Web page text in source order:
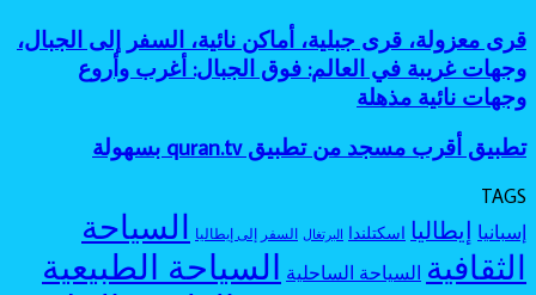
ملونة
بألوان
لا
تصدق
إلى
الأمازون،
مغامرات
في
الغابات،
غريبة
في
العالم
العالم،
سياحة
الكهوف،
استكشاف
أماكن
للسفر:
لرحلة
استكشاف
مذهلة
قرى
معزولة،
قرى
جبلية،
نائية،
إلى
وجهات
غريبة
في
قرى معزولة، قرى جبلية، أماكن نائية، السفر إلى الجبال،
وجهات غريبة في العالم: فوق الجبال: أغرب وأروع
وجهات نائية مذهلة
تطبيق
مسجد
تطبيق
quran.tv
بسهولة
تطبيق أقرب مسجد من تطبيق quran.tv بسهولة
TAGS
إسبانيا إيطاليا اسكتلندا البرتغال السفر إلى إيطاليا
السياحة
الثقافية
السياحة الساحلية
السياحة الطبيعية